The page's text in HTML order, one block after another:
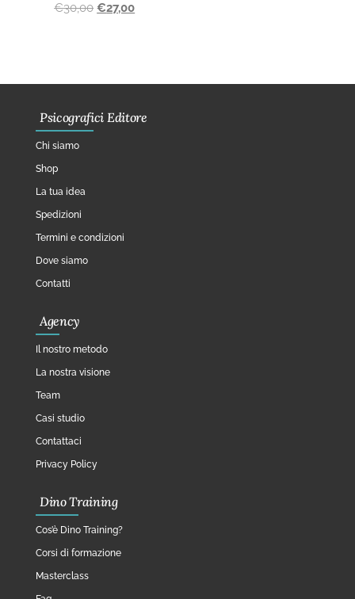
€30,00 €27,00
Psicografici Editore
Chi siamo
Shop
La tua idea
Spedizioni
Termini e condizioni
Dove siamo
Contatti
Agency
Il nostro metodo
La nostra visione
Team
Casi studio
Contattaci
Privacy Policy
Dino Training
Cos’è Dino Training?
Corsi di formazione
Masterclass